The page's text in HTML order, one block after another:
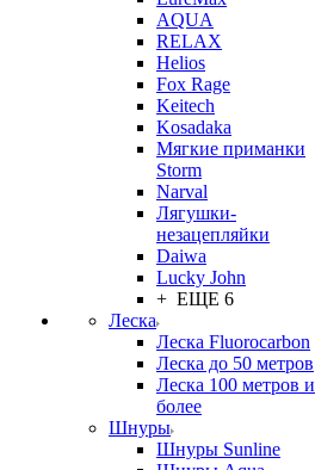
AQUA
RELAX
Helios
Fox Rage
Keitech
Kosadaka
Мягкие приманки
Storm
Narval
Лягушки-
незацепляйки
Daiwa
Lucky John
+ ЕЩЕ 6
Леска
Леска Fluorocarbon
Леска до 50 метров
Леска 100 метров и
более
Шнуры
Шнуры Sunline